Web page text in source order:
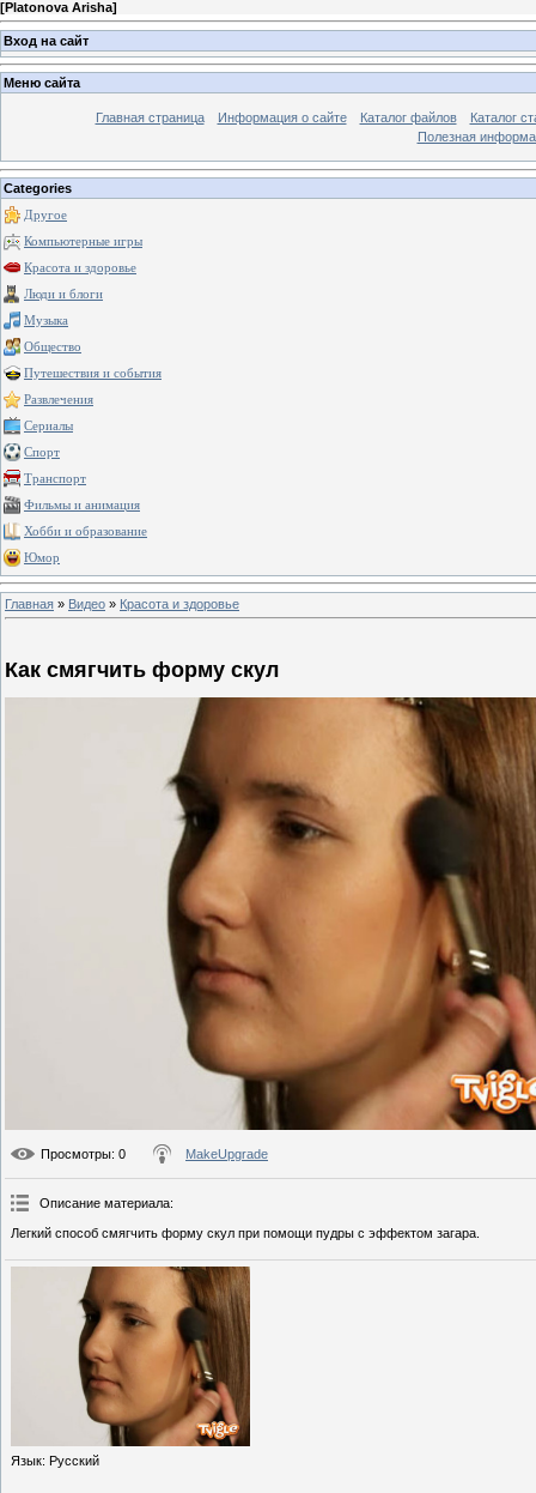
[Platonova Arisha]
Вход на сайт
Меню сайта
Главная страница Информация о сайте Каталог файлов
Каталог
Полезная
Categories
Другое
Компьютерные игры
Красота и здоровье
Люди и блоги
Музыка
Общество
Путешествия и события
Развлечения
Сериалы
Спорт
Транспорт
Фильмы и анимация
Хобби и образование
Юмор
Главная » Видео » Красота и здоровье
Как смягчить форму скул
Просмотры: 0 MakeUpgrade
Описание материала:
Легкий способ смягчить форму скул при помощи пудры с эффектом загара.
Язык: Русский